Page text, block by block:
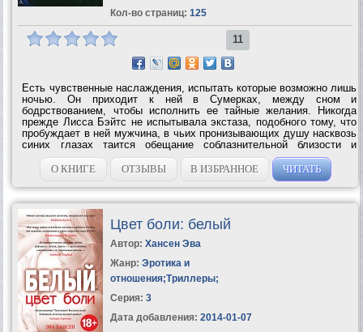
Кол-во страниц: 125
11
Есть чувственные наслаждения, испытать которые возможно лишь
ночью. Он приходит к ней в Сумерках, между сном и
бодрствованием, чтобы исполнить ее тайные желания. Никогда
прежде Лисса Бэйтс не испытывала экстаза, подобного тому, что
пробуждает в ней мужчина, в чьих пронизывающих душу насквозь
синих глазах таится обещание соблазнительной близости и
порочных наслаждений. Но этот мужчина, этот любовник, этот
бесподобный...
О КНИГЕ ОТЗЫВЫ В ИЗБРАННОЕ ЧИТАТЬ
Цвет боли: белый
Автор: Хансен Эва
Жанр: Эротика и
отношения;Триллеры;
Серия: 3
Дата добавления: 2014-01-07